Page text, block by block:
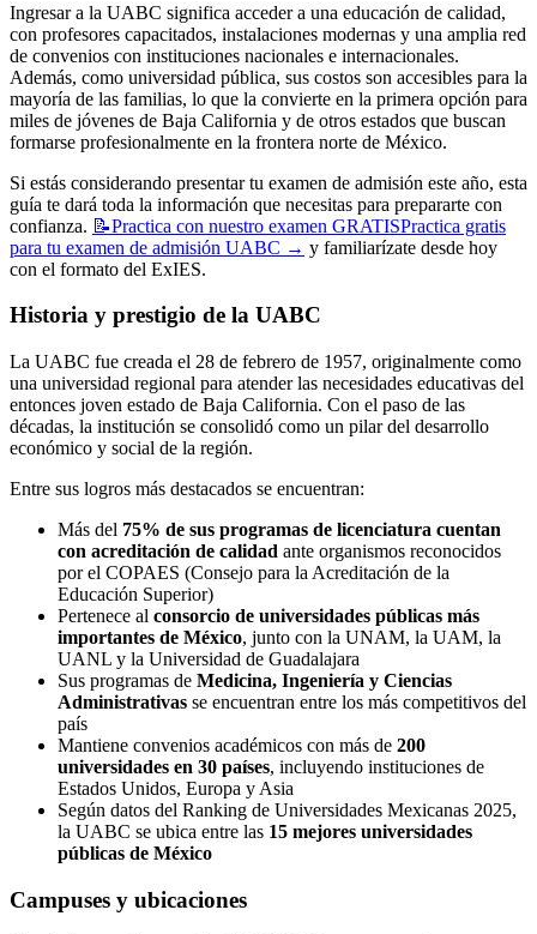
Ingresar a la UABC significa acceder a una educación de calidad,
con profesores capacitados, instalaciones modernas y una amplia red
de convenios con instituciones nacionales e internacionales.
Además, como universidad pública, sus costos son accesibles para la
mayoría de las familias, lo que la convierte en la primera opción para
miles de jóvenes de Baja California y de otros estados que buscan
formarse profesionalmente en la frontera norte de México.
Si estás considerando presentar tu examen de admisión este año, esta
guía te dará toda la información que necesitas para prepararte con
confianza. 📝Practica con nuestro examen GRATISPractica gratis
para tu examen de admisión UABC → y familiarízate desde hoy
con el formato del ExIES.
Historia y prestigio de la UABC
La UABC fue creada el 28 de febrero de 1957, originalmente como
una universidad regional para atender las necesidades educativas del
entonces joven estado de Baja California. Con el paso de las
décadas, la institución se consolidó como un pilar del desarrollo
económico y social de la región.
Entre sus logros más destacados se encuentran:
Más del 75% de sus programas de licenciatura cuentan
con acreditación de calidad ante organismos reconocidos
por el COPAES (Consejo para la Acreditación de la
Educación Superior)
Pertenece al consorcio de universidades públicas más
importantes de México, junto con la UNAM, la UAM, la
UANL y la Universidad de Guadalajara
Sus programas de Medicina, Ingeniería y Ciencias
Administrativas se encuentran entre los más competitivos del
país
Mantiene convenios académicos con más de 200
universidades en 30 países, incluyendo instituciones de
Estados Unidos, Europa y Asia
Según datos del Ranking de Universidades Mexicanas 2025,
la UABC se ubica entre las 15 mejores universidades
públicas de México
Campuses y ubicaciones